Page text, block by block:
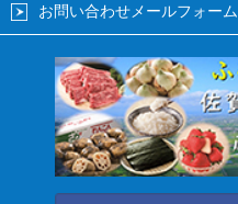
お問い合わせメールフォーム